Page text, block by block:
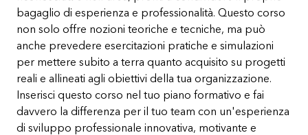
bagaglio di esperienza e professionalità. Questo corso
non solo offre nozioni teoriche e tecniche, ma può
anche prevedere esercitazioni pratiche e simulazioni
per mettere subito a terra quanto acquisito su progetti
reali e allineati agli obiettivi della tua organizzazione.
Inserisci questo corso nel tuo piano formativo e fai
davvero la differenza per il tuo team con un'esperienza
di sviluppo professionale innovativa, motivante e